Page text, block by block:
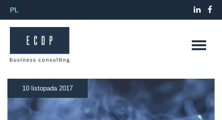
PL
10 listopada 2017